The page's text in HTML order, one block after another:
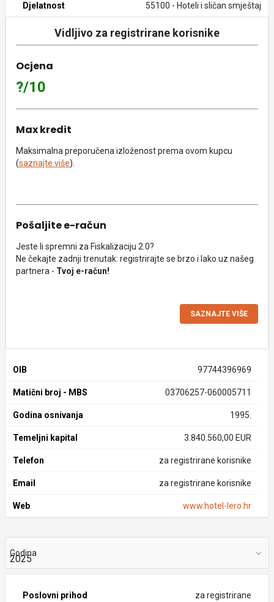
Djelatnost 55100 - Hoteli i sličan smještaj
Vidljivo za registrirane korisnike
Ocjena
?/10
Max kredit
Maksimalna preporučena izloženost prema ovom kupcu
(saznajte više).
Pošaljite e-račun
Jeste li spremni za Fiskalizaciju 2.0?
Ne čekajte zadnji trenutak: registrirajte se brzo i lako uz našeg
partnera - Tvoj e-račun!
SAZNAJTE VIŠE
OIB 97744396969
Matični broj - MBS 03706257-060005711
Godina osnivanja 1995.
Temeljni kapital 3.840.560,00 EUR
Telefon za registrirane korisnike
Email za registrirane korisnike
Web www.hotel-lero.hr
Godina
Poslovni prihod
za registrirane